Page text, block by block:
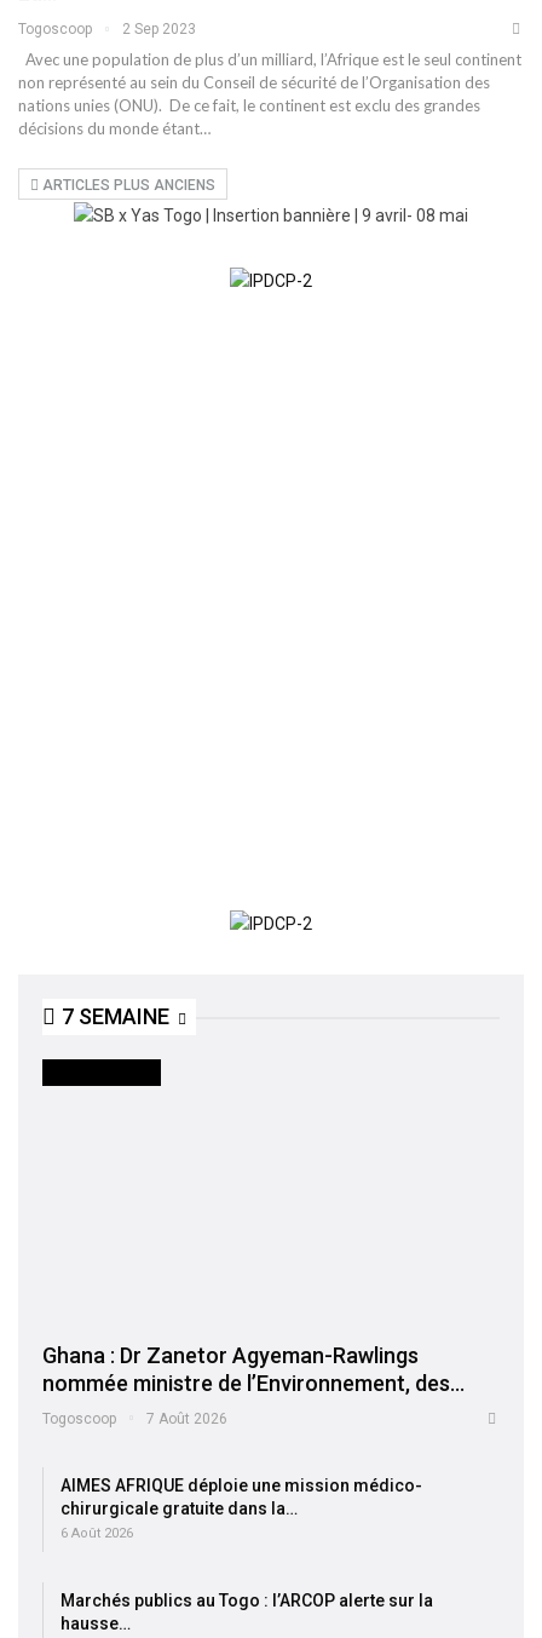
Togoscoop 2 Sep 2023
Avec une population de plus d’un milliard, l’Afrique est le seul continent
non représenté au sein du Conseil de sécurité de l’Organisation des
nations unies (ONU). De ce fait, le continent est exclu des grandes
décisions du monde étant…
ARTICLES PLUS ANCIENS
7 SEMAINE
Ghana : Dr Zanetor Agyeman-Rawlings
nommée ministre de l’Environnement, des…
Togoscoop 7 Août 2026
AIMES AFRIQUE déploie une mission médico-
chirurgicale gratuite dans la…
6 Août 2026
Marchés publics au Togo : l’ARCOP alerte sur la
hausse…